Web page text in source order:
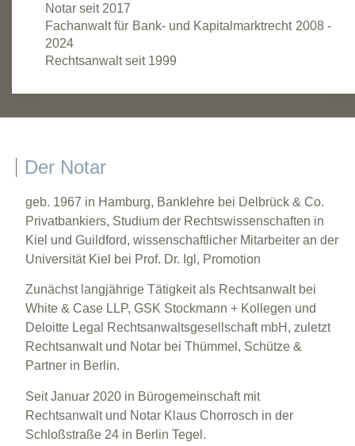
Notar seit 2017
Fachanwalt für Bank- und Kapitalmarktrecht 2008 -
2024
Rechtsanwalt seit 1999
Der Notar
geb. 1967 in Hamburg, Banklehre bei Delbrück & Co.
Privatbankiers, Studium der Rechtswissenschaften in
Kiel und Guildford, wissenschaftlicher Mitarbeiter an der
Universität Kiel bei Prof. Dr. Igl, Promotion
Zunächst langjährige Tätigkeit als Rechtsanwalt bei
White & Case LLP, GSK Stockmann + Kollegen und
Deloitte Legal Rechtsanwaltsgesellschaft mbH, zuletzt
Rechtsanwalt und Notar bei Thümmel, Schütze &
Partner in Berlin.
Seit Januar 2020 in Bürogemeinschaft mit
Rechtsanwalt und Notar Klaus Chorrosch in der
Schloßstraße 24 in Berlin Tegel.